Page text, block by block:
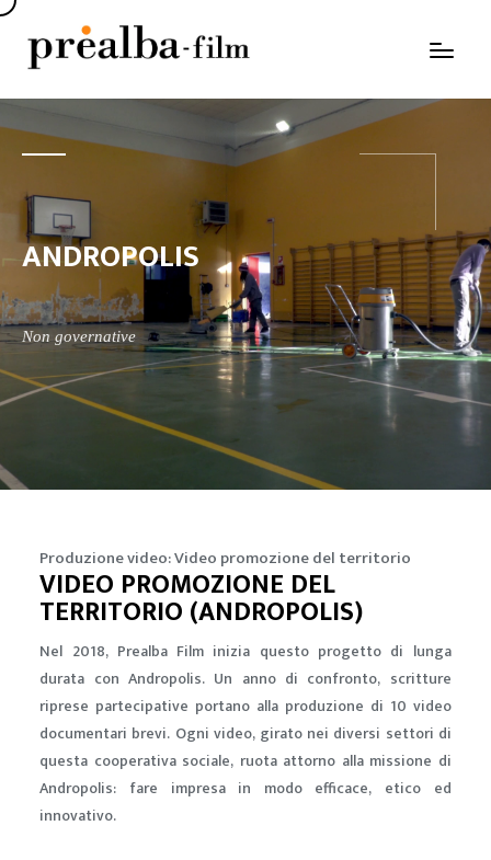
ANDROPOLIS
Non governative
Produzione video: Video promozione del territorio
VIDEO PROMOZIONE DEL
TERRITORIO (ANDROPOLIS)
Nel 2018, Prealba Film inizia questo progetto di lunga
durata con Andropolis. Un anno di confronto, scritture
riprese partecipative portano alla produzione di 10 video
documentari brevi. Ogni video, girato nei diversi settori di
questa cooperativa sociale, ruota attorno alla missione di
Andropolis: fare impresa in modo efficace, etico ed
innovativo.